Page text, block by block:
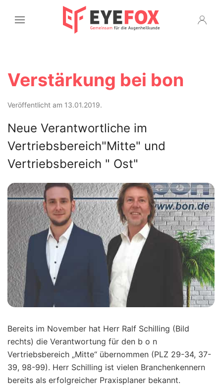
Verstärkung bei bon
Veröffentlicht am 13.01.2019.
Neue Verantwortliche im
Vertriebsbereich"Mitte" und
Vertriebsbereich " Ost"
Bereits im November hat Herr Ralf Schilling (Bild
rechts) die Verantwortung für den b o n
Vertriebsbereich „Mitte“ übernommen (PLZ 29-34, 37-
39, 98-99). Herr Schilling ist vielen Branchenkennern
bereits als erfolgreicher Praxisplaner bekannt.